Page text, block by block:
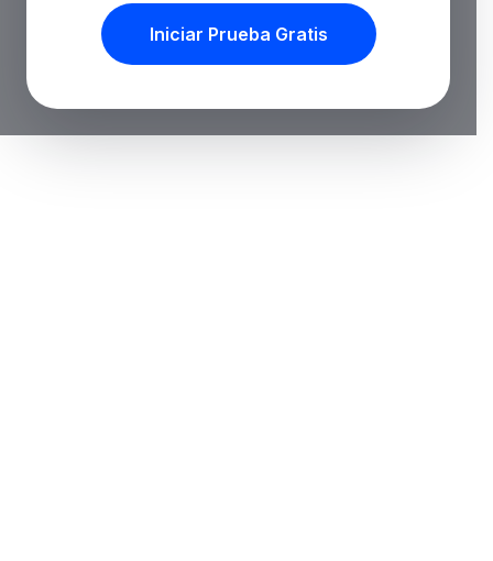
Iniciar Prueba Gratis